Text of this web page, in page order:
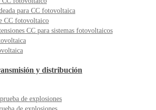
para CC fotovoltaica
CC fotovoltaico
CC para sistemas fotovoltaicos
y distribución
de explosiones